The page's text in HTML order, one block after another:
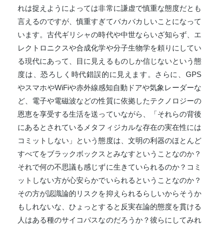
れは捉えようによっては非常に謙虚で慎重な態度だとも
言えるのですが、慎重すぎてバカバカしいことになって
います。古代ギリシャの時代や中世ならいざ知らず、エ
レクトロニクスや合成化学や分子生物学を頼りにしてい
る現代にあって、目に見えるものしか信じないという態
度は、恐ろしく時代錯誤的に見えます。さらに、GPS
やスマホやWiFiや赤外線感知自動ドアや気象レーダーな
ど、電子や電磁波などの性質に依拠したテクノロジーの
恩恵を享受する生活を送っていながら、「それらの背後
にあるとされているメタフィジカルな存在の実在性には
コミットしない」という態度は、文明の利器のほとんど
すべてをブラックボックスとみなすということなのか？
それで何の不思議も感じずに生きていられるのか？コミ
ットしない方が心安らかでいられるということなのか？
その方が認識論的リスクを抑えられるらしいからそうか
もしれないな、ひょっとすると反実在論的態度を貫ける
人はある種のサイコパスなのだろうか？彼らにしてみれ